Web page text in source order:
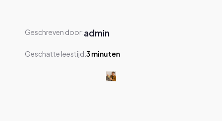
Geschreven door:admin
Geschatte leestijd:3minuten